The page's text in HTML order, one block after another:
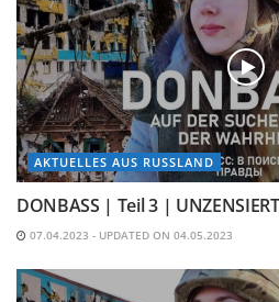
AKTUELLES AUS RUSSLAND
DONBASS | Teil 3 |
07.04.2023 - UPDATED ON 04.05.2023